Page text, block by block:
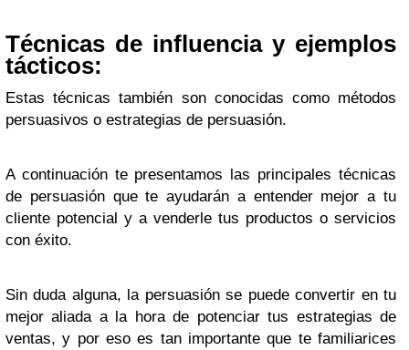
Técnicas de influencia y ejemplos
tácticos:
Estas técnicas también son conocidas como métodos
persuasivos o estrategias de persuasión.
A continuación te presentamos las principales técnicas
de persuasión que te ayudarán a entender mejor a tu
cliente potencial y a venderle tus productos o servicios
con éxito.
Sin duda alguna, la persuasión se puede convertir en tu
mejor aliada a la hora de potenciar tus estrategias de
ventas, y por eso es tan importante que te familiarices